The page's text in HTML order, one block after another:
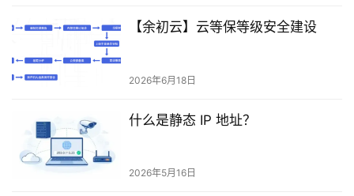
【余初云】云等保等级安全建设
2026年6月18日
什么是静态 IP 地址？
2026年5月16日